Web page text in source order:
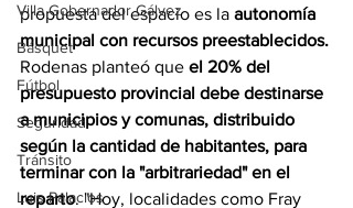
Villa Gobernador Gálvez
Básquet
Fútbol
Seguridad
Tránsito
Luis Palacios
propuesta del espacio es la autonomía
municipal con recursos preestablecidos.
Rodenas planteó que el 20% del
presupuesto provincial debe destinarse
a municipios y comunas, distribuido
según la cantidad de habitantes, para
terminar con la "arbitrariedad" en el
reparto. "Hoy, localidades como Fray